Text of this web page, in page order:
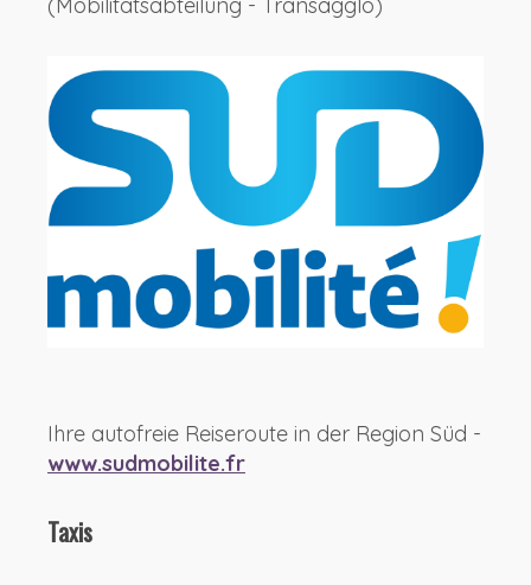
Ihre autofreie Reiseroute in der Region Süd -
www.sudmobilite.fr
Taxis